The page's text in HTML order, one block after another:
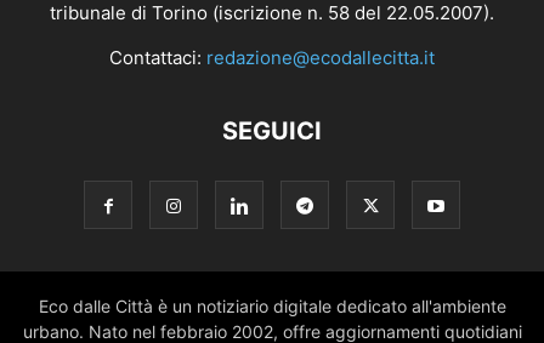
tribunale di Torino (iscrizione n. 58 del 22.05.2007).
Contattaci: redazione@ecodallecitta.it
SEGUICI
Eco dalle Città è un notiziario digitale dedicato all'ambiente
urbano. Nato nel febbraio 2002, offre aggiornamenti quotidiani